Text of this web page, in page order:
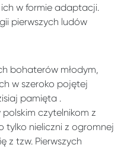
w formie adaptacji.
pierwszych ludów
bohaterów młodym,
w szeroko pojętej
pamięta .
czytelnikom z
tylko nieliczni z ogromnej
z tzw. Pierwszych